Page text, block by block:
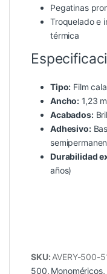
Pegatinas
Troquelado e
térmica
Tipo: Film
Ancho: 1,23
Acabados:
Adhesivo:
Durabilidad
años)
SKU: AVERY-500-
500, Monoméricos,